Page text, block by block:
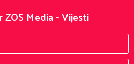
Media - Vijesti